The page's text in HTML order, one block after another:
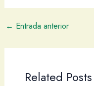
← Entrada anterior
Related Posts